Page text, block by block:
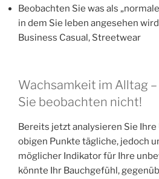
Beobachten Sie was als
in dem Sie leben angesehen
Business Casual, Streetwear
Wachsamkeit im Alltag
Sie beobachten nicht!
Bereits jetzt analysieren Sie
obigen Punkte tägliche, jedoch
möglicher Indikator für Ihre
könnte Ihr Bauchgefühl,